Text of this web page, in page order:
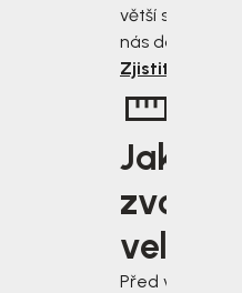
větší slevu od
nás dostanete.
Zjistit více
Jakou
zvolit
velikost?
Před výběrem